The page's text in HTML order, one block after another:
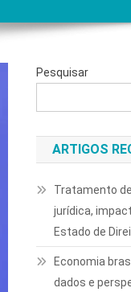
Pesquisar
ARTIGOS
Tratamento
jurídica,
Estado de
Economia
dados e